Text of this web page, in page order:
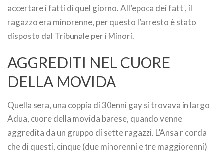
accertare i fatti di quel giorno. All’epoca dei fatti, il
ragazzo era minorenne, per questo l’arresto è stato
disposto dal Tribunale per i Minori.
AGGREDITI NEL CUORE
DELLA MOVIDA
Quella sera, una coppia di 30enni gay si trovava in largo
Adua, cuore della movida barese, quando venne
aggredita da un gruppo di sette ragazzi. L’Ansa ricorda
che di questi, cinque (due minorenni e tre maggiorenni)